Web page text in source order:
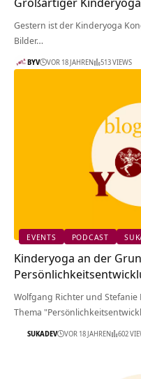
Gestern ist der Kinderyoga
Bilder…
BYV VOR 18 JAHREN 513 VIEWS
EVENTS PODCAST
Kinderyoga an der
Wolfgang Richter und Stefanie
Thema
SUKADEV VOR 18 JAHREN 602